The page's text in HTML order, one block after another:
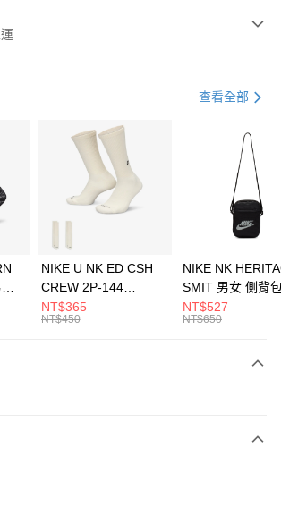
21家銀行
第一商業銀行
彰化商業銀行
付」】
／服務後，再付款。
結帳流程】
AFTEE先享後付」後，將跳轉至「AFTEE先享後付」
含以上)免運費
含以上)免運費
查看全部
NIKE U NK ED CSH
CREW 2P-144
EMBRDY 男女 短統襪
FZ3073133
NT$365
NT$450
NIKE NK
SMIT 男女 側背
BA5871010
NT$527
NT$650